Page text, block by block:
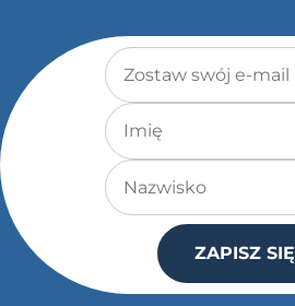
Adres e-mail*
Imię
Nazwisko
ZAPISZ SIĘ